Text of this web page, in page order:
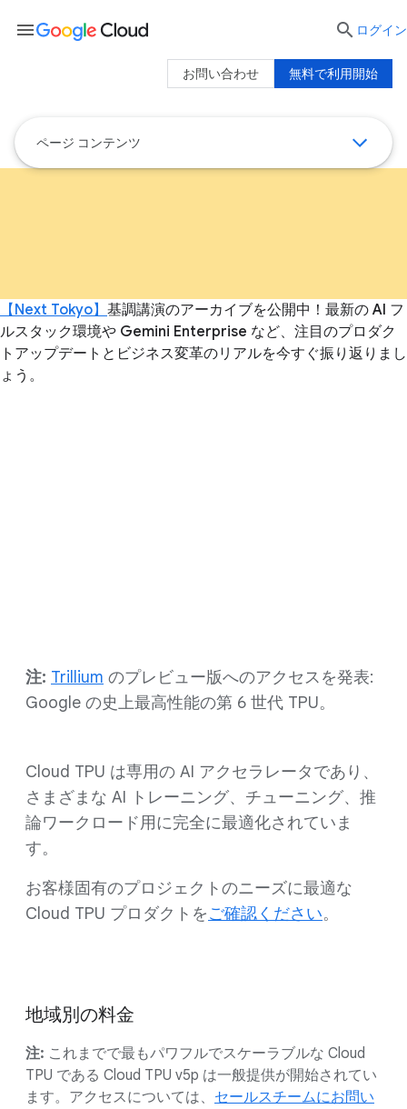
ページ コンテンツ
【Next Tokyo】 基調講演のアーカイブを公開中！最新の AI フ
ルスタック環境や Gemini Enterprise など、注目のプロダク
トアップデートとビジネス変革のリアルを今すぐ振り返りまし
ょう。
注: Trillium のプレビュー版へのアクセスを発表:
Google の史上最高性能の第 6 世代 TPU。
Cloud TPU は専用の AI アクセラレータであり、
さまざまな AI トレーニング、チューニング、推
論ワークロード用に完全に最適化されていま
す。
お客様固有のプロジェクトのニーズに最適な
Cloud TPU プロダクトをご確認ください。
地域別の料金
注: これまでで最もパワフルでスケーラブルな Cloud
TPU である Cloud TPU v5p は一般提供が開始されてい
ます。アクセスについては、 セールスチームにお問い
menu  ログイン
無料で利用開始
お問い合わせ